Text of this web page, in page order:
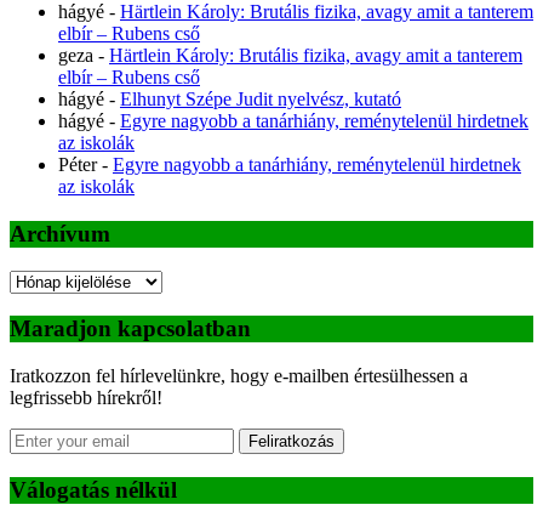
hágyé - Härtlein Károly: Brutális fizika, avagy amit a tanterem
elbír – Rubens cső
geza - Härtlein Károly: Brutális fizika, avagy amit a tanterem
elbír – Rubens cső
hágyé - Elhunyt Szépe Judit nyelvész, kutató
hágyé - Egyre nagyobb a tanárhiány, reménytelenül hirdetnek
az iskolák
Péter- Egyre nagyobb a tanárhiány, reménytelenül hirdetnek
az iskolák
Archívum
Archívum
Maradjon kapcsolatban
Iratkozzon fel hírlevelünkre, hogy e-mailben értesülhessen a
legfrissebb hírekről!
Feliratkozás
Válogatás nélkül